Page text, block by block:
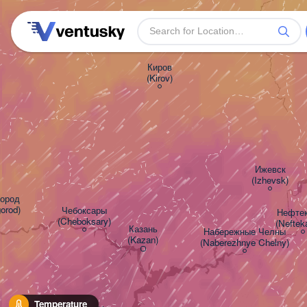
Temperature
Казань
(Kazan)
Ижевск
(Izhevsk)
Киров
(Kirov)
Чебоксары
(Cheboksary)
Набережные Челны
(Naberezhnye Chelny)